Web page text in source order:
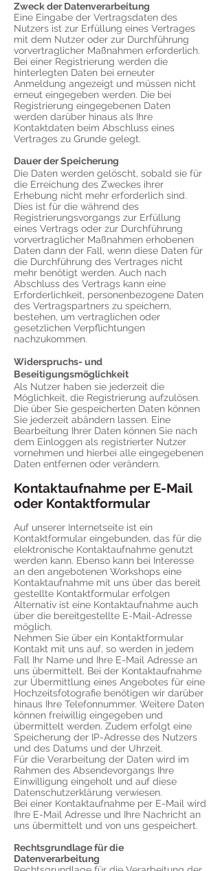
Zweck der Datenverarbeitung
Eine Eingabe der Vertragsdaten des
Nutzers ist zur Erfüllung eines Vertrages
mit dem Nutzer oder zur Durchführung
vorvertraglicher Maßnahmen erforderlich.
Bei einer Registrierung werden die
hinterlegten Daten bei erneuter
Anmeldung angezeigt und müssen nicht
erneut eingegeben werden. Die bei
Registrierung eingegebenen Daten
werden darüber hinaus als Ihre
Kontaktdaten beim Abschluss eines
Vertrages zu Grunde gelegt.
Dauer der Speicherung
Die Daten werden gelöscht, sobald sie für
die Erreichung des Zweckes ihrer
Erhebung nicht mehr erforderlich sind.
Dies ist für die während des
Registrierungsvorgangs zur Erfüllung
eines Vertrags oder zur Durchführung
vorvertraglicher Maßnahmen erhobenen
Daten dann der Fall, wenn diese Daten für
die Durchführung des Vertrages nicht
mehr benötigt werden. Auch nach
Abschluss des Vertrags kann eine
Erforderlichkeit, personenbezogene Daten
des Vertragspartners zu speichern,
bestehen, um vertraglichen oder
gesetzlichen Verpflichtungen
nachzukommen.
Widerspruchs- und
Beseitigungsmöglichkeit
Als Nutzer haben sie jederzeit die
Möglichkeit, die Registrierung aufzulösen.
Die über Sie gespeicherten Daten können
Sie jederzeit abändern lassen. Eine
Bearbeitung Ihrer Daten können Sie nach
dem Einloggen als registrierter Nutzer
vornehmen und hierbei alle eingegebenen
Daten entfernen oder verändern.
Kontaktaufnahme per E-Mail
oder Kontaktformular
Auf unserer Internetseite ist ein
Kontaktformular eingebunden, das für die
elektronische Kontaktaufnahme genutzt
werden kann. Ebenso kann bei Interesse
an den angebotenen Workshops eine
Kontaktaufnahme mit uns über das bereit
gestellte Kontaktformular erfolgen
Alternativ ist eine Kontaktaufnahme auch
über die bereitgestellte E-Mail-Adresse
möglich.
Nehmen Sie über ein Kontaktformular
Kontakt mit uns auf, so werden in jedem
Fall Ihr Name und Ihre E-Mail Adresse an
uns übermittelt. Bei der Kontaktaufnahme
zur Übermittlung eines Angebotes für eine
Hochzeitsfotografie benötigen wir darüber
hinaus Ihre Telefonnummer. Weitere Daten
können freiwillig eingegeben und
übermittelt werden. Zudem erfolgt eine
Speicherung der IP-Adresse des Nutzers
und des Datums und der Uhrzeit.
Für die Verarbeitung der Daten wird im
Rahmen des Absendevorgangs Ihre
Einwilligung eingeholt und auf diese
Datenschutzerklärung verwiesen.
Bei einer Kontaktaufnahme per E-Mail wird
Ihre E-Mail Adresse und Ihre Nachricht an
uns übermittelt und von uns gespeichert.
Rechtsgrundlage für die
Datenverarbeitung